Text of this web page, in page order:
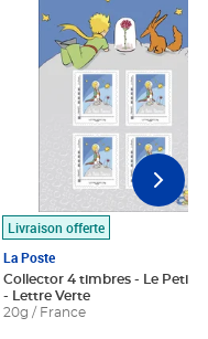
Livraison offerte
La Poste
Collector 4 timbres - Le Petit
- Lettre Verte
20g / France